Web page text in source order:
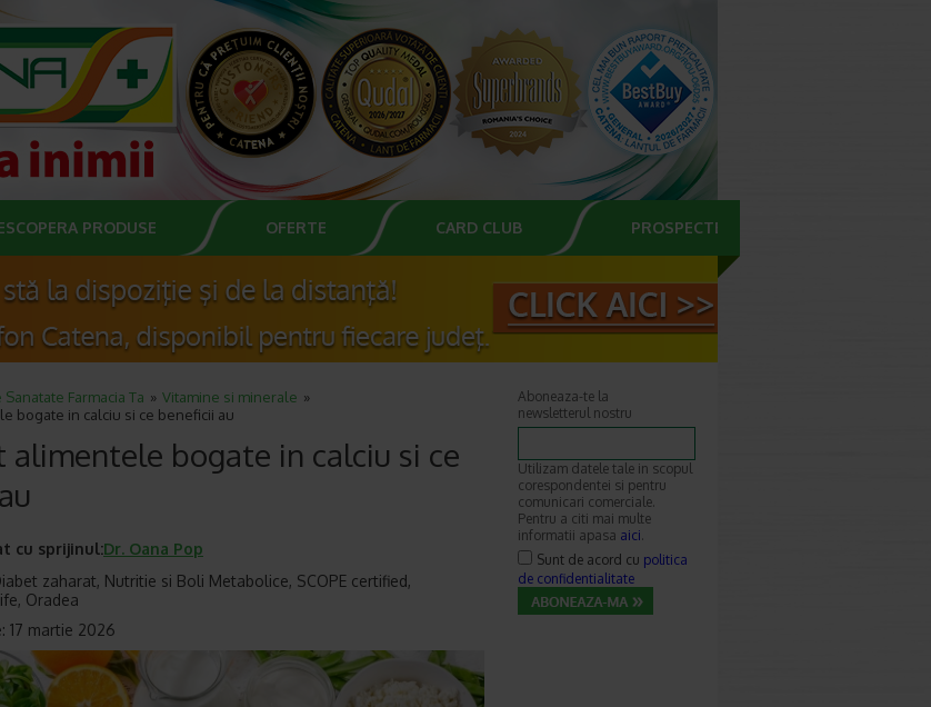
PRODUSE OFERTE CARD CLUB PROSPECTE
Farmacia Ta
Vitamine si minerale
bogate in calciu si ce beneficii au
alimentele bogate in calciu si ce
cu sprijinul:Dr. Oana Pop
zaharat, Nutritie si Boli Metabolice, SCOPE certified,
Oradea
17 martie 2026
Aboneaza-te la
newsletterul nostru
Utilizam datele tale in scopul
corespondentei si pentru
comunicari comerciale.
Pentru a citi mai multe
informatii apasa aici.
Sunt de acord cu politica
de confidentialitate